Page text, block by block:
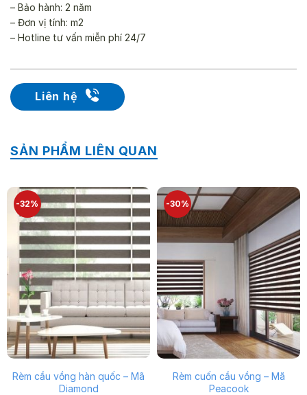
Liên hệ
– Bảo hành: 2 năm
– Đơn vị tính: m2
– Hotline tư vấn miễn phí 24/7
SẢN PHẨM LIÊN QUAN
-32%
Rèm cầu vồng hàn quốc – Mã
Diamond
-30%
Rèm cuốn cầu vồng – Mã
Peacook